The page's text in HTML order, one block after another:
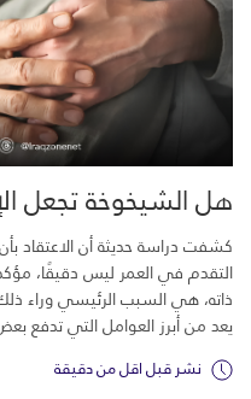
هل الشيخوخة تجعل
كشفت دراسة حديثة أن الاعتقاد
التقدم في العمر ليس دقيقًا،
ذاته، هي السبب الرئيسي وراء
يعد من أبرز العوامل التي تدفع
نشر قبل اقل من دقيقة